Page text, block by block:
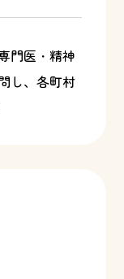
門医・精神
し、各町村